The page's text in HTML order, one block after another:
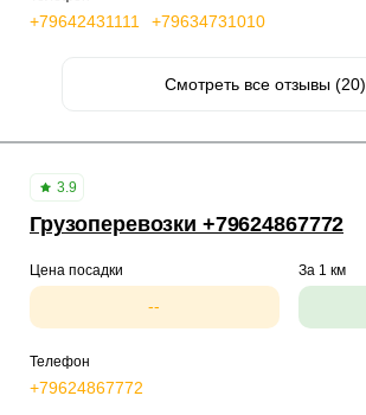
+79642431111 +79634731010
Смотреть все отзывы (20)
3.9
Грузоперевозки +79624867772
Цена посадки
--
За 1 км
Телефон
+79624867772